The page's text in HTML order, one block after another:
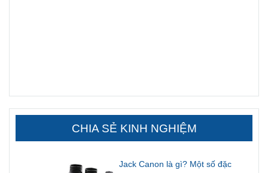
CHIA SẺ KINH NGHIỆM
Jack Canon là gì? Một số đặc